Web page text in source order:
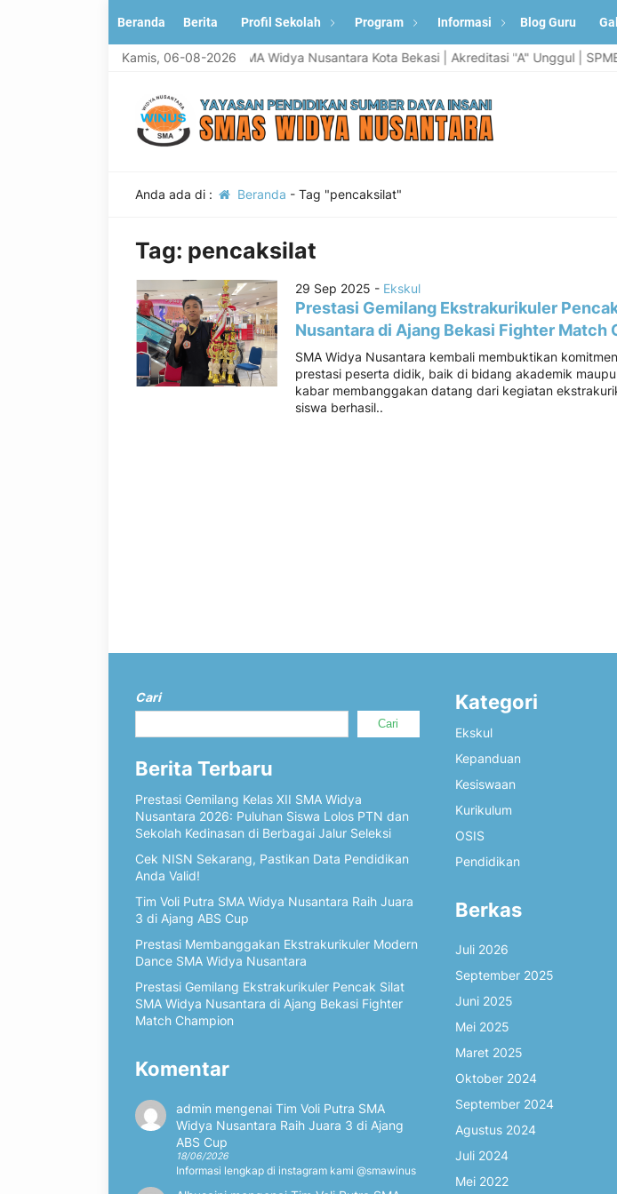
Beranda Berita Profil Sekolah Program Informasi Blog Guru
Kamis, 06-08-2026
Selamat Datang di Situs resmi SMA Widya Nusantara Kota Bekasi | Akreditasi "A" Unggul |
Anda ada di : Beranda - Tag "pencaksilat"
Tag: pencaksilat
29 Sep 2025 - Ekskul
Prestasi Gemilang Ekstrakurikuler
Nusantara di Ajang Bekasi Fighter Match
SMA Widya Nusantara kembali membuktikan
prestasi peserta didik, baik di bidang akademik
kabar membanggakan datang dari kegiatan
siswa berhasil..
Cari
Cari
Berita Terbaru
Prestasi Gemilang Kelas XII SMA Widya
Nusantara 2026: Puluhan Siswa Lolos PTN dan
Sekolah Kedinasan di Berbagai Jalur Seleksi
Cek NISN Sekarang, Pastikan Data Pendidikan
Anda Valid!
Tim Voli Putra SMA Widya Nusantara Raih Juara
3 di Ajang ABS Cup
Prestasi Membanggakan Ekstrakurikuler Modern
Dance SMA Widya Nusantara
Prestasi Gemilang Ekstrakurikuler Pencak Silat
SMA Widya Nusantara di Ajang Bekasi Fighter
Match Champion
Komentar
admin mengenai Tim Voli Putra SMA
Widya Nusantara Raih Juara 3 di Ajang
ABS Cup
18/06/2026
Informasi lengkap di instagram kami @smawinus
Kategori
Ekskul
Kepanduan
Kesiswaan
Kurikulum
OSIS
Pendidikan
Berkas
Juli 2026
September 2025
Juni 2025
Mei 2025
Maret 2025
Oktober 2024
September 2024
Agustus 2024
Juli 2024
Mei 2022